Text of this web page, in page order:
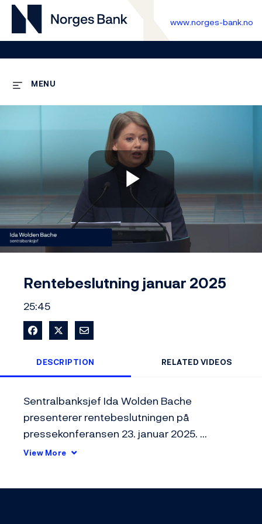
www.norges-bank.no
MENU
Play
Rentebeslutning januar 2025
25:45
Share on Facebook
Share on XShare via Email
DESCRIPTION RELATED VIDEOS
Sentralbanksjef Ida Wolden Bache
presenterer rentebeslutningen på
pressekonferansen 23. januar 2025.
Styringsrenten ble holdt uendret på 4,5
View More